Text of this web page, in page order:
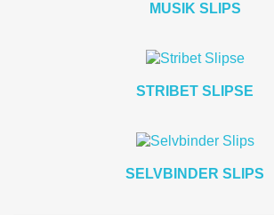
MUSIK SLIPS
STRIBET SLIPSE
SELVBINDER SLIPS